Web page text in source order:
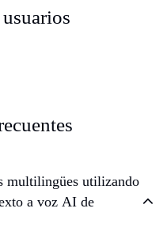
multilingües utilizando
a voz AI de